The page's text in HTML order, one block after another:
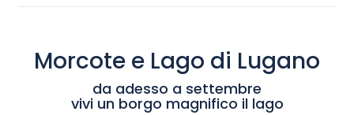
Morcote e Lago di Lugano
da adesso a settembre
vivi un borgo magnifico il lago